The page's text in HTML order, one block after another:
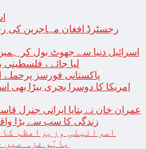
رجسٹرڈ افغان مہاجرین کی
اسرائیل دنیا سے جھوٹ بول کر ہمیں
لیا جائے ،
پاکستانی فورسز
امریکا کا دوسرا بحری بیڑا بھی
عمران خان نے بتایا ایرانی جنرل
زندگی کا سب سے بڑا
اسرائیلی وزیراعظم
یاہُو غزہ میں